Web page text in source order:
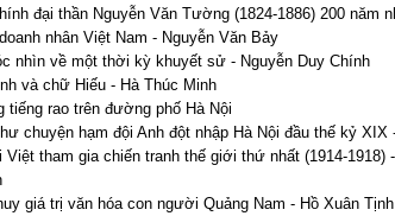
đại thần Nguyễn Văn Tường (1824-1886) 200 năm
nhân Việt Nam - Nguyễn Văn Bảy
nhìn về một thời kỳ khuyết sử - Nguyễn Duy Chính
và chữ Hiếu - Hà Thúc Minh
tiếng rao trên đường phố Hà Nội
chuyện hạm đội Anh đột nhập Hà Nội đầu thế kỷ XIX
Việt tham gia chiến tranh thế giới thứ nhất (1914-1918)
giá trị văn hóa con người Quảng Nam - Hồ Xuân Tịnh